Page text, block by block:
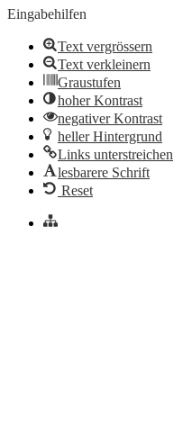
Eingabehilfen
Text vergrössern
Text verkleinern
Graustufen
hoher Kontrast
negativer Kontrast
heller Hintergrund
Links unterstreichen
lesbarere Schrift
Reset